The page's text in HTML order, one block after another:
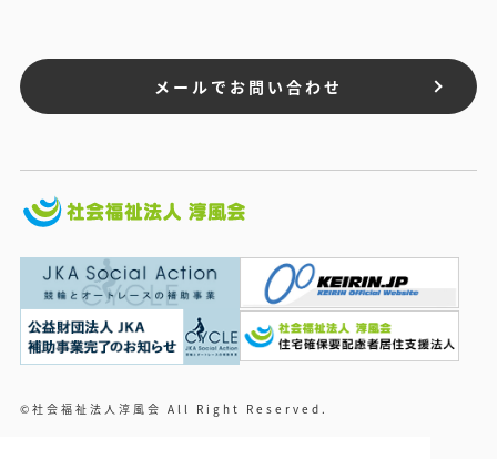
メールでお問い合わせ
©社会福祉法人淳風会 All Right Reserved.